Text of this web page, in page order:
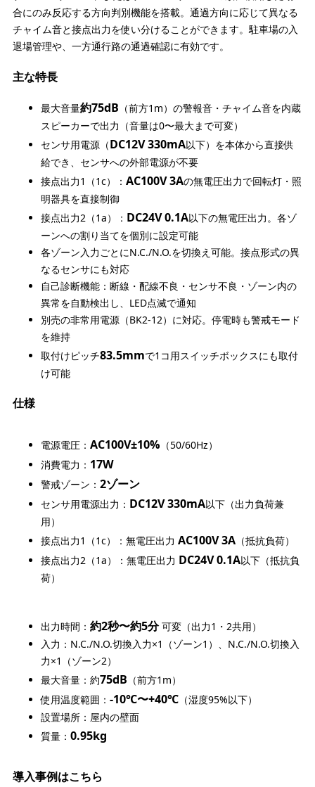
合にのみ反応する方向判別機能を搭載。通過方向に応じて異なる
チャイム音と接点出力を使い分けることができます。駐車場の入
退場管理や、一方通行路の通過確認に有効です。
主な特長
最大音量約75dB （前方1m）の警報音・チャイム音を内蔵
スピーカーで出力（音量は0〜最大まで可変）
センサ用電源（DC12V 330mA以下）を本体から直接供
給でき、センサへの外部電源が不要
接点出力1（1c）： AC100V 3Aの無電圧出力で回転灯・照
明器具を直接制御
接点出力2（1a）： DC24V 0.1A以下の無電圧出力。各ゾ
ーンへの割り当てを個別に設定可能
各ゾーン入力ごとにN.C./N.O.を切換え可能。接点形式の異
なるセンサにも対応
自己診断機能：断線・配線不良・センサ不良・ゾーン内の
異常を自動検出し、LED点滅で通知
別売の非常用電源（BK2-12）に対応。停電時も警戒モード
を維持
取付けピッチ83.5mmで1コ用スイッチボックスにも取付
け可能
仕様
電源電圧： AC100V±10% （50/60Hz）
消費電力： 17W
警戒ゾーン： 2ゾーン
センサ用電源出力： DC12V 330mA以下（出力負荷兼
用）
接点出力1（1c）：無電圧出力 AC100V 3A（抵抗負荷）
接点出力2（1a）：無電圧出力 DC24V 0.1A以下（抵抗負
荷）
出力時間： 約2秒〜約5分可変（出力1・2共用）
入力：N.C./N.O.切換入力×1（ゾーン1）、N.C./N.O.切換入
力×1（ゾーン2）
最大音量：約75dB （前方1m）
使用温度範囲： -10℃〜+40℃（湿度95%以下）
設置場所：屋内の壁面
質量： 0.95kg
導入事例はこちら